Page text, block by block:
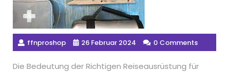
ffnproshop 26 Februar 2024 0 Comments
Die Bedeutung der Richtigen Reiseausrüstung für